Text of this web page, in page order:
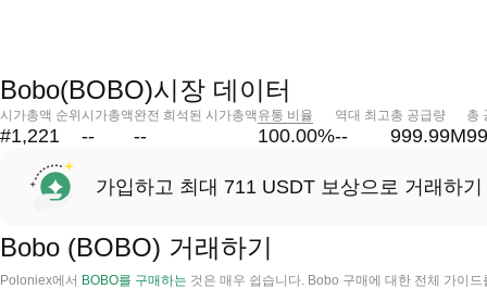
Bobo(BOBO)시장 데이터
시가총액 순위
#1,221
시가총액
--
완전 희석된 시가총액
--
유통 비율
100.00%
역대 최고
--
총 공급량
999.99M
총
가입하고 최대 711 USDT 보상으로 거래하기
Bobo (BOBO) 거래하기
Poloniex에서 BOBO를 구매하는 것은 매우 쉽습니다. Bobo 구매에 대한 전체 가이